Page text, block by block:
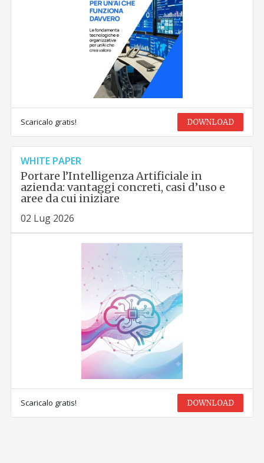
Scaricalo gratis! DOWNLOAD
WHITE PAPER
Portare l’Intelligenza Artificiale in
azienda: vantaggi concreti, casi d’uso e
aree da cui iniziare
02 Lug 2026
Scaricalo gratis! DOWNLOAD